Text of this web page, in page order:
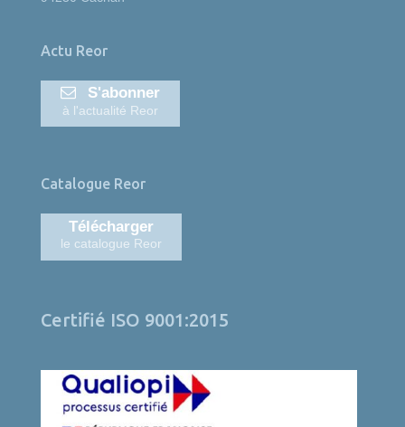
Actu Reor
S'abonner
à l'actualité Reor
Catalogue Reor
Télécharger
le catalogue Reor
Certifié ISO 9001:2015